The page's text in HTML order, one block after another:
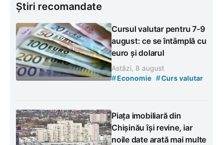
Știri recomandate
Cursul valutar pentru 7-9
august: ce se întâmplă cu
euro și dolarul
Astăzi, 8 august
#Economie #Curs valutar
Piața imobiliară din
Chișinău își revine, iar
noile date arată mai multe